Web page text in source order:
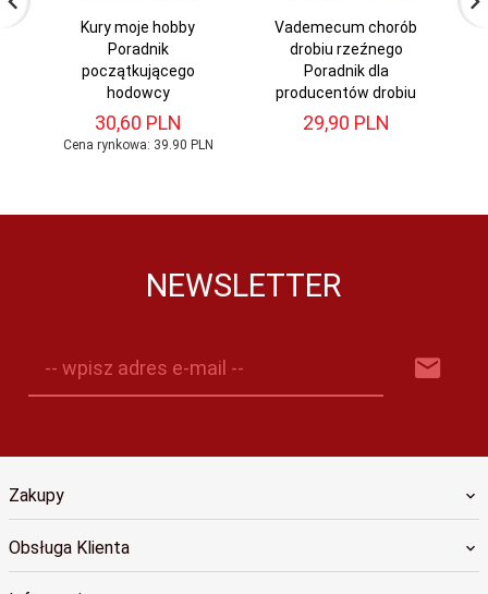
Kury moje hobby
Poradnik
początkującego
hodowcy
30,60 PLN
Cena rynkowa: 39.90 PLN
Vademecum chorób
drobiu rzeźnego
Poradnik dla
producentów drobiu
29,90 PLN
NEWSLETTER
-- wpisz adres e-mail --
Zakupy
Obsługa Klienta